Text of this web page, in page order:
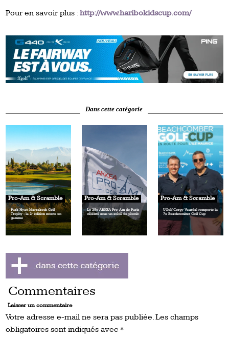
Pour en savoir plus :http://www.haribokidscup.com/
Dans cette catégorie
Pro-Am & Scramble
Park Hyatt Marrakech Golf
Trophy : la 2ᵉ édition monte en
gamme
Pro-Am & Scramble
Le 25e ARKEA Pro-Am de Paris
célébré sous un soleil de plomb
Pro-Am & Scramble
UGolf Cergy Vauréal remporte la
7e Beachcomber Golf Cup
Commentaires
Laisser un commentaire
Votre adresse e-mail ne sera pas publiée.Les champs
obligatoires sont indiqués avec *